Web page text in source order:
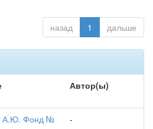
назад 1 дальше
Автор(ы)
А.Ю. Фонд №
-